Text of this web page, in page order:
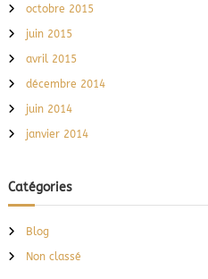
octobre 2015
juin 2015
avril 2015
décembre 2014
juin 2014
janvier 2014
Catégories
Blog
Non classé